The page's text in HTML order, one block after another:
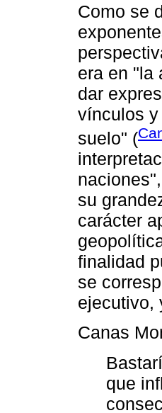
Como se
era en "la
dar
vínculos
suelo" (
su
carácter
finalidad
se
ejecutivo,
Canas
que